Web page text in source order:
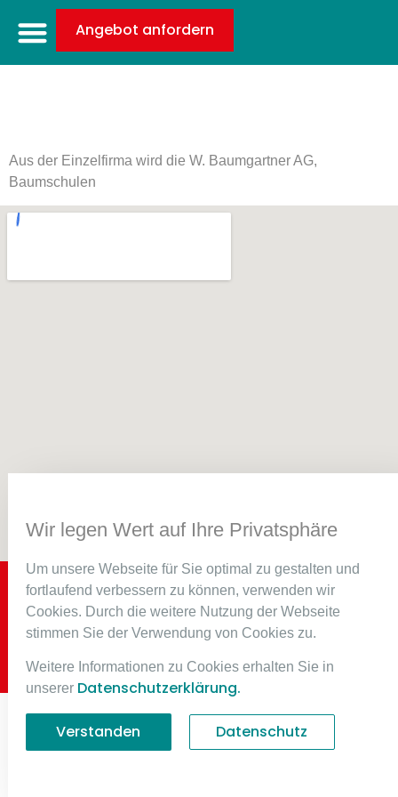
Angebot anfordern
Aus der Einzelfirma wird die W. Baumgartner AG,
Baumschulen
© Copyright 2024 baumgartner.ch | Powered by Sidora
AG
Impressum Datenschutz
Wir legen Wert auf Ihre Privatsphäre
Um unsere Webseite für Sie optimal zu gestalten und
fortlaufend verbessern zu können, verwenden wir
Cookies. Durch die weitere Nutzung der Webseite
stimmen Sie der Verwendung von Cookies zu.
Weitere Informationen zu Cookies erhalten Sie in
unserer Datenschutzerklärung.
Verstanden Datenschutz